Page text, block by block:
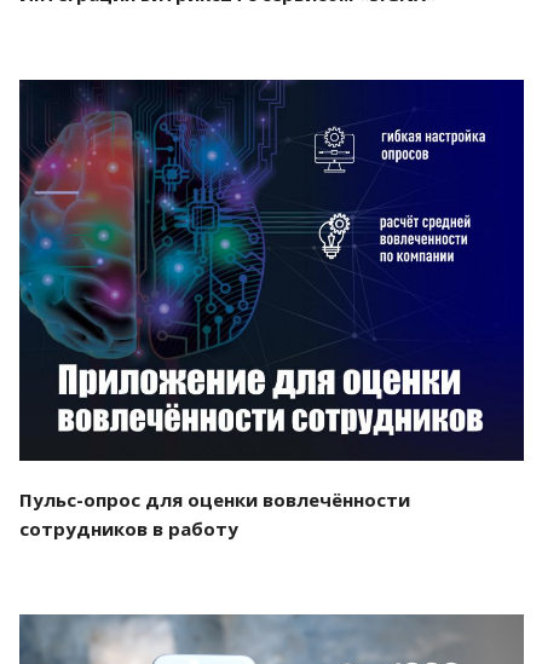
Смотреть проект
Пульс-опрос для оценки вовлечённости
сотрудников в работу